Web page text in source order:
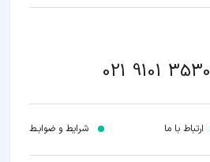
021 9101 3530
ارتباط با ما شرایط و ضوابـط